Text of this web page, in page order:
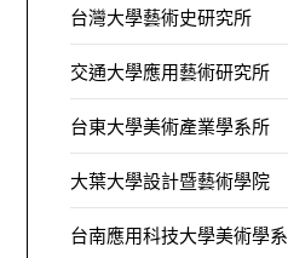
台灣大學藝術史研究所
交通大學應用藝術研究所
台東大學美術產業學系所
大葉大學設計暨藝術學院
台南應用科技大學美術學系